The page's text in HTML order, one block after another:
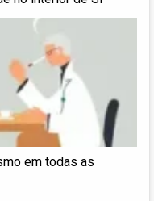
em todas as